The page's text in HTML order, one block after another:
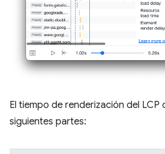
El tiempo de renderización del LCP
siguientes partes: